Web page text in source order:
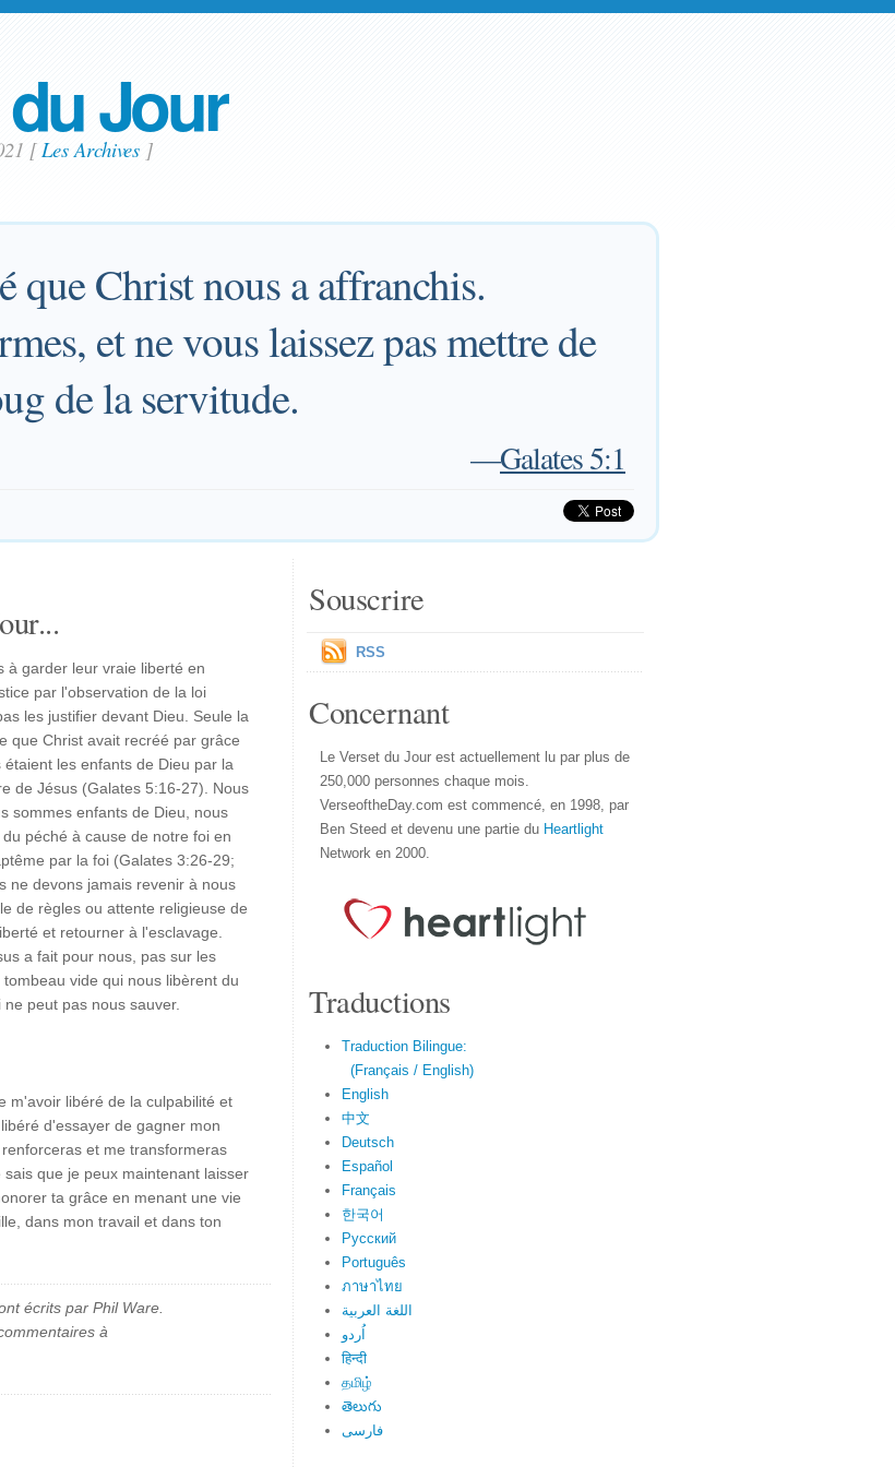
Jour
[Les Archives ]
que Christ nous a affranchis.
et ne vous laissez pas mettre de
de la servitude.
—Galates 5:1
à garder leur vraie liberté en
par l'observation de la loi
les justifier devant Dieu. Seule la
que Christ avait recréé par grâce
les enfants de Dieu par la
de Jésus (Galates 5:16-27). Nous
sommes enfants de Dieu, nous
péché à cause de notre foi en
par la foi (Galates 3:26-29;
ne devons jamais revenir à nous
de règles ou attente religieuse de
et retourner à l'esclavage.
a fait pour nous, pas sur les
vide qui nous libèrent du
peut pas nous sauver.
m'avoir libéré de la culpabilité et
d'essayer de gagner mon
et me transformeras
que je peux maintenant laisser
ta grâce en menant une vie
dans mon travail et dans ton
écrits par Phil Ware.
à
Souscrire
RSS
Concernant
Le Verset du Jour est actuellement lu par plus de
250,000 personnes chaque mois.
VerseoftheDay.com est commencé, en 1998, par
Ben Steed et devenu une partie du Heartlight
Network en 2000.
Traductions
Traduction Bilingue:
(Français / English)
English
中文
Deutsch
Español
Français
한국어
Русский
Português
ภาษาไทย
اللغة العربية
اُردو
हिन्दी
தமிழ்
తెలుగు
فارسی